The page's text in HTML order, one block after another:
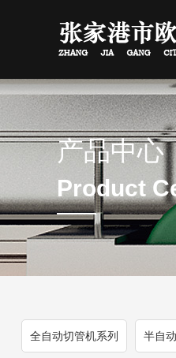
产品中心
Product
全自动切管机系列 半自